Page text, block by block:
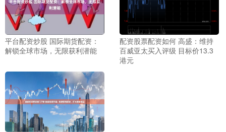
平台配资炒股 国际期货配资：
解锁全球市场，无限获利潜能
配资股票配资如何 高盛：维持
百威亚太买入评级 目标价13.3
港元